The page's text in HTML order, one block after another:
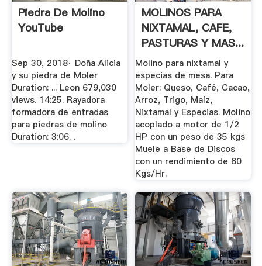
Piedra De Molino
YouTube
Sep 30, 2018· Doña Alicia
y su piedra de Moler
Duration: ... Leon 679,030
views. 14:25. Rayadora
formadora de entradas
para piedras de molino
Duration: 3:06. .
MOLINOS PARA
NIXTAMAL, CAFE,
PASTURAS Y MAS...
Molino para nixtamal y
especias de mesa. Para
Moler: Queso, Café, Cacao,
Arroz, Trigo, Maíz,
Nixtamal y Especias. Molino
acoplado a motor de 1/2
HP con un peso de 35 kgs
Muele a Base de Discos
con un rendimiento de 60
Kgs/Hr.